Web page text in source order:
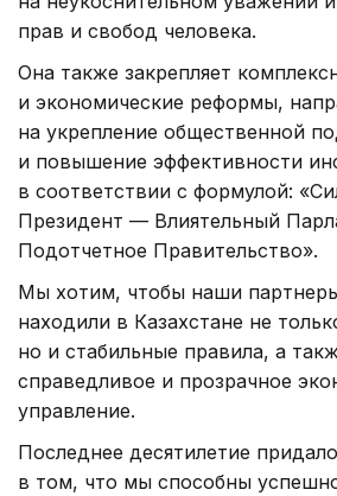
прав и свобод человека.
Она также закрепляет
и экономические реформы,
на укрепление общественной
и повышение эффективности
в соответствии с формулой:
Президент — Влиятельный
Подотчетное Правительство».
Мы хотим, чтобы наши
находили в Казахстане не
но и стабильные правила, а
справедливое и прозрачное
управление.
Последнее десятилетие
в том, что мы способны